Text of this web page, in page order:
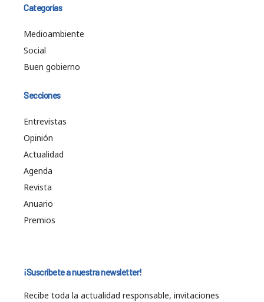
Categorías
Medioambiente
Social
Buen gobierno
Secciones
Entrevistas
Opinión
Actualidad
Agenda
Revista
Anuario
Premios
¡Suscríbete a nuestra newsletter!
Recibe toda la actualidad responsable, invitaciones